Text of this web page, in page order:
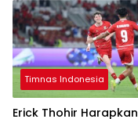
Timnas Indonesia
Erick Thohir Harapkan